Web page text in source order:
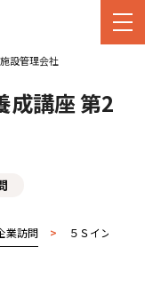
設管理会社
成講座 第2
業訪問 > ５Ｓインスト